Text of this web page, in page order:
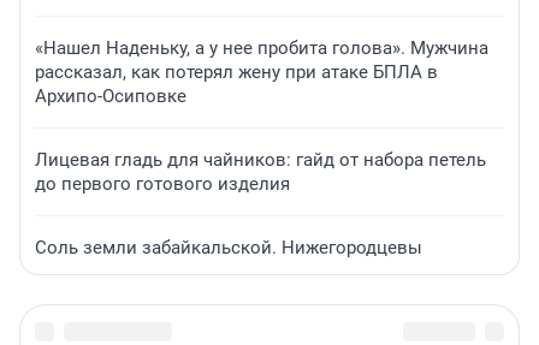
«Нашел Наденьку, а у нее пробита голова». Мужчина
рассказал, как потерял жену при атаке БПЛА в
Архипо-Осиповке
Лицевая гладь для чайников: гайд от набора петель
до первого готового изделия
Соль земли забайкальской. Нижегородцевы